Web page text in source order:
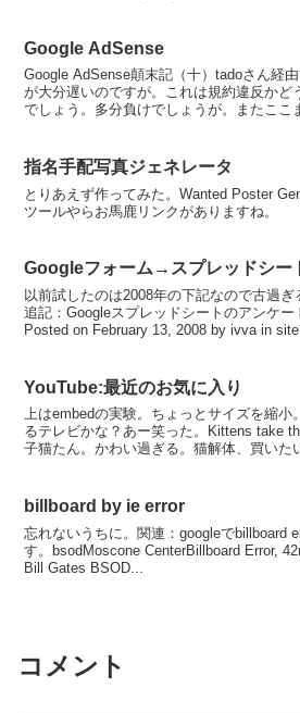
Google AdSense
Google AdSense顛末記（十）tadoさん経
が大分遅いのですが。これは規約違反かど
でしょう。多分負けでしょうが。またここ
指名手配写真ジェネレータ
とりあえず作ってみた。Wanted Poster
ツールやらお馬鹿リンクがありますね。
Googleフォーム→スプレッドシー
以前試したのは2008年の下記なので古過ぎ
追記：Googleスプレッドシートのアンケ
Posted on February 13, 2008 by ivva in
YouTube:最近のお気に入り
上はembedの実験。ちょっとサイズを縮小
るテレビかな？あー笑った。Kittens take
子猫たん。かわい過ぎる。猫解体、買いた
billboard by ie error
忘れないうちに。関連：googleでbillboard
す。bsodMoscone CenterBillboard Error,
Bill Gates BSOD...
コメント